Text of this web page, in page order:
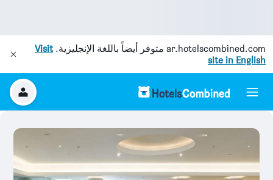
ar.hotelscombined.com متوفر أيضاً باللغة الإنجليزية.Visit
site in English